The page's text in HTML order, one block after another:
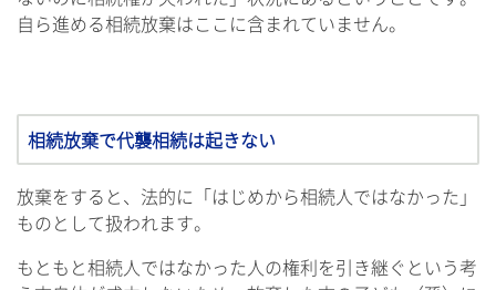
自ら進める相続放棄はここに含まれていません。
相続放棄で代襲相続は起きない
放棄をすると、法的に「はじめから相続人ではなかった」
ものとして扱われます。
もともと相続人ではなかった人の権利を引き継ぐという考